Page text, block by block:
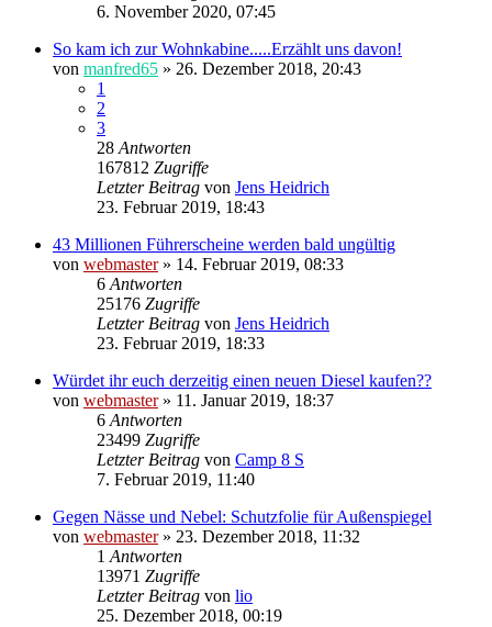
6. November 2020, 07:45
So kam ich zur Wohnkabine.....Erzählt uns davon!
von manfred65 » 26. Dezember 2018, 20:43
1
2
3
28 Antworten
167812 Zugriffe
Letzter Beitrag von Jens Heidrich
23. Februar 2019, 18:43
43 Millionen Führerscheine werden bald ungültig
von webmaster» 14. Februar 2019, 08:33
6 Antworten
25176 Zugriffe
Letzter Beitrag von Jens Heidrich
23. Februar 2019, 18:33
Würdet ihr euch derzeitig einen neuen Diesel kaufen??
von webmaster» 11. Januar 2019, 18:37
6 Antworten
23499 Zugriffe
Letzter Beitrag von Camp 8 S
7. Februar 2019, 11:40
Gegen Nässe und Nebel: Schutzfolie für Außenspiegel
von webmaster» 23. Dezember 2018, 11:32
1 Antworten
13971 Zugriffe
Letzter Beitrag von lio
25. Dezember 2018, 00:19